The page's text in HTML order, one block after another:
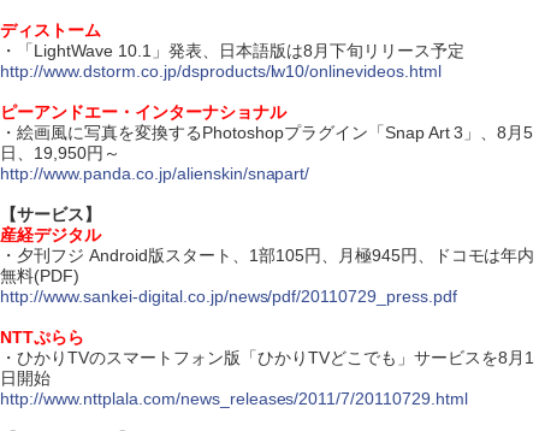
ディストーム
・「LightWave 10.1」発表、日本語版は8月下旬リリース予定
http://www.dstorm.co.jp/dsproducts/lw10/onlinevideos.html
ピーアンドエー・インターナショナル
・絵画風に写真を変換するPhotoshopプラグイン「Snap Art 3」、8月5
日、19,950円～
http://www.panda.co.jp/alienskin/snapart/
【サービス】
産経デジタル
・夕刊フジ Android版スタート、1部105円、月極945円、ドコモは年内
無料(PDF)
http://www.sankei-digital.co.jp/news/pdf/20110729_press.pdf
NTTぷらら
・ひかりTVのスマートフォン版「ひかりTVどこでも」サービスを8月1
日開始
http://www.nttplala.com/news_releases/2011/7/20110729.html